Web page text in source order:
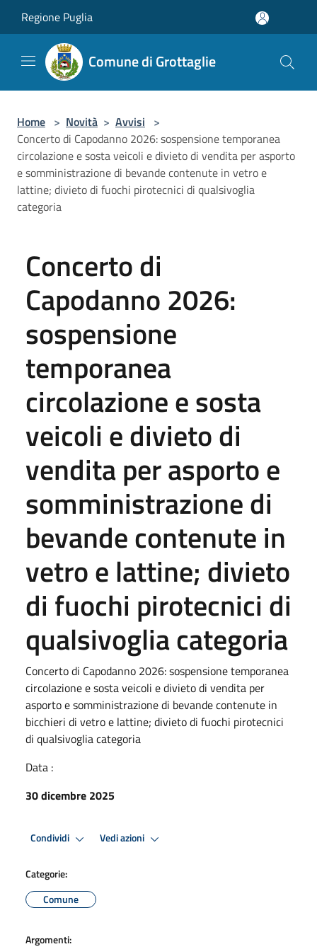
Regione Puglia
Comune di Grottaglie
Home > Novità > Avvisi >
Concerto di Capodanno 2026: sospensione temporanea
circolazione e sosta veicoli e divieto di vendita per asporto
e somministrazione di bevande contenute in vetro e
lattine; divieto di fuochi pirotecnici di qualsivoglia
categoria
Concerto di
Capodanno 2026:
sospensione
temporanea
circolazione e sosta
veicoli e divieto di
vendita per asporto e
somministrazione di
bevande contenute in
vetro e lattine; divieto
di fuochi pirotecnici di
qualsivoglia categoria
Concerto di Capodanno 2026: sospensione temporanea
circolazione e sosta veicoli e divieto di vendita per
asporto e somministrazione di bevande contenute in
bicchieri di vetro e lattine; divieto di fuochi pirotecnici
di qualsivoglia categoria
Data :
30 dicembre 2025
Condividi Vedi azioni
Categorie:
Comune
Argomenti: